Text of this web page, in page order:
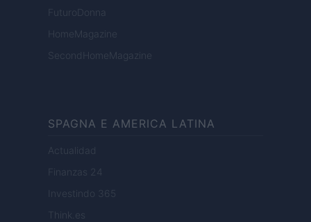
FuturoDonna
HomeMagazine
SecondHomeMagazine
SPAGNA E AMERICA LATINA
Actualidad
Finanzas 24
Investindo 365
Think.es